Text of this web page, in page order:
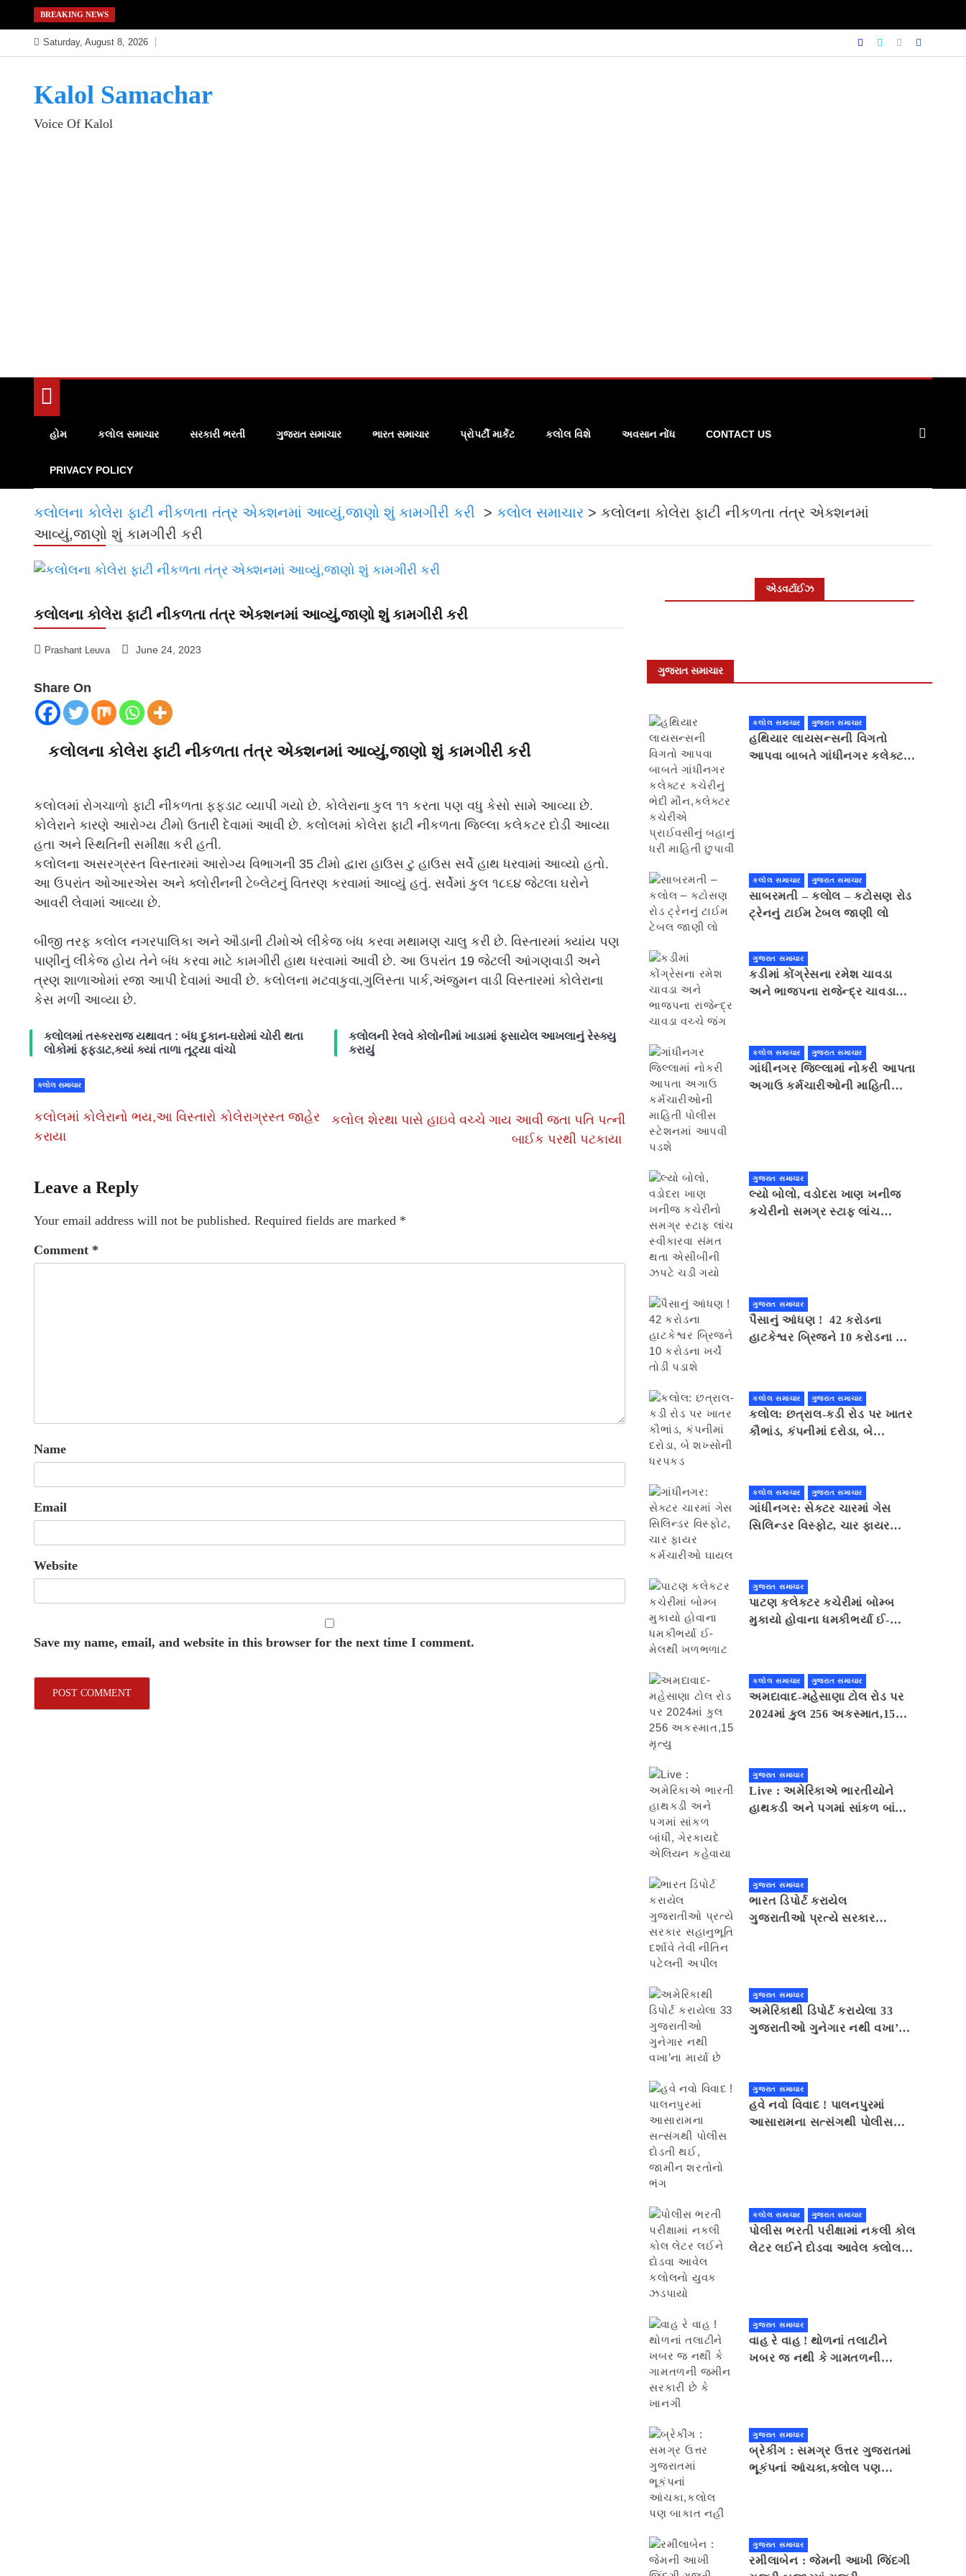
to
content
BREAKING NEWS
Saturday, August 8, 2026
Kalol Samachar
Voice Of Kalol
હોમ કલોલ સમાચાર સરકારી ભરતી ગુજરાત સમાચાર ભારત સમાચાર પ્રોપર્ટી માર્કેટ કલોલ વિશે અવસાન નોંધ CONTACT US
PRIVACY POLICY
કલોલના કોલેરા ફાટી નીકળતા તંત્ર એક્શનમાં આવ્યું,જાણો શું કામગીરી કરી > કલોલ સમાચાર > કલોલના કોલેરા ફાટી નીકળતા તંત્ર એક્શનમાં
આવ્યું,જાણો શું કામગીરી કરી
કલોલના કોલેરા ફાટી નીકળતા તંત્ર એક્શનમાં આવ્યું,જાણો શું કામગીરી કરી
Prashant Leuva June 24, 2023
Share On
કલોલના કોલેરા ફાટી નીકળતા તંત્ર એક્શનમાં આવ્યું,જાણો શું કામગીરી કરી
કલોલમાં રોગચાળો ફાટી નીકળતા ફફડાટ વ્યાપી ગયો છે. કોલેરાના કુલ ૧૧ કરતા પણ વધુ કેસો સામે આવ્યા છે.
કોલેરાને કારણે આરોગ્ય ટીમો ઉતારી દેવામાં આવી છે. કલોલમાં કોલેરા ફાટી નીકળતા જિલ્લા કલેકટર દોડી આવ્યા
હતા અને સ્થિતિની સમીક્ષા કરી હતી.
કલોલના અસરગ્રસ્ત વિસ્તારમાં આરોગ્ય વિભાગની 35 ટીમો દ્વારા હાઉસ ટુ હાઉસ સર્વે હાથ ધરવામાં આવ્યો હતો.
આ ઉપરાંત ઓઆરએસ અને ક્લોરીનની ટેબ્લેટનું વિતરણ કરવામાં આવ્યું હતું. સર્વેમાં કુલ ૧૮૬૪ જેટલા ઘરોને
આવરી લેવામાં આવ્યા છે.
બીજી તરફ કલોલ નગરપાલિકા અને ઔડાની ટીમોએ લીકેજ બંધ કરવા મથામણ ચાલુ કરી છે. વિસ્તારમાં ક્યાંય પણ
પાણીનું લીકેજ હોય તેને બંધ કરવા માટે કામગીરી હાથ ધરવામાં આવી છે. આ ઉપરાંત 19 જેટલી આંગણવાડી અને
ત્રણ શાળાઓમાં રજા આપી દેવામાં આવી છે. કલોલના મટવાકુવા,ગુલિસ્તા પાર્ક,અંજુમન વાડી વિસ્તારમાં કોલેરાના
કેસ મળી આવ્યા છે.
કલોલમાં તસ્કરરાજ યથાવત : બંધ દુકાન-ઘરોમાં ચોરી થતા
લોકોમાં ફફડાટ,ક્યાં ક્યાં તાળા તૂટ્યા વાંચો
કલોલની રેલવે કોલોનીમાં ખાડામાં ફસાયેલ આખલાનું રેસ્ક્યુ
કરાયું
કલોલ સમાચાર
કલોલમાં કોલેરાનો ભય,આ વિસ્તારો કોલેરાગ્રસ્ત જાહેર
કરાયા
કલોલ શેરથા પાસે હાઇવે વચ્ચે ગાય આવી જતા પતિ પત્ની
બાઈક પરથી પટકાયા
Leave a Reply
Your email address will not be published. Required fields are marked *
Comment *
Name
Email
Website
Save my name, email, and website in this browser for the next time I comment.
એડવર્ટાઈઝ
ગુજરાત સમાચાર
કલોલ સમાચાર ગુજરાત સમાચાર
હથિયાર લાયસન્સની વિગતો
આપવા બાબતે ગાંધીનગર કલેક્ટર
કલોલ સમાચાર ગુજરાત સમાચાર
સાબરમતી – કલોલ – કટોસણ રોડ
ટ્રેનનું ટાઈમ ટેબલ જાણી લો
ગુજરાત સમાચાર
કડીમાં કોંગ્રેસના રમેશ ચાવડા
અને ભાજપના રાજેન્દ્ર ચાવડા
કલોલ સમાચાર ગુજરાત સમાચાર
ગાંધીનગર જિલ્લામાં નોકરી આપતા
અગાઉ કર્મચારીઓની માહિતી
ગુજરાત સમાચાર
લ્યો બોલો, વડોદરા ખાણ ખનીજ
કચેરીનો સમગ્ર સ્ટાફ લાંચ
ગુજરાત સમાચાર
પૈસાનું આંધણ ! 42 કરોડના
હાટકેશ્વર બ્રિજને 10 કરોડના ખર્ચે
કલોલ સમાચાર ગુજરાત સમાચાર
કલોલ: છત્રાલ-કડી રોડ પર ખાતર
કૌભાંડ, કંપનીમાં દરોડા, બે
કલોલ સમાચાર ગુજરાત સમાચાર
ગાંધીનગર: સેક્ટર ચારમાં ગેસ
સિલિન્ડર વિસ્ફોટ, ચાર ફાયર
ગુજરાત સમાચાર
પાટણ કલેકટર કચેરીમાં બોમ્બ
મુકાયો હોવાના ધમકીભર્યા ઈ-
કલોલ સમાચાર ગુજરાત સમાચાર
અમદાવાદ-મહેસાણા ટોલ રોડ પર
2024માં કુલ 256 અકસ્માત,15
ગુજરાત સમાચાર
Live : અમેરિકાએ ભારતીયોને
હાથકડી અને પગમાં સાંકળ બાંધી,
ગુજરાત સમાચાર
ભારત ડિપોર્ટ કરાયેલ
ગુજરાતીઓ પ્રત્યે સરકાર
ગુજરાત સમાચાર
અમેરિકાથી ડિપોર્ટ કરાયેલા 33
ગુજરાતીઓ ગુનેગાર નથી વખા’ના
ગુજરાત સમાચાર
હવે નવો વિવાદ ! પાલનપુરમાં
આસારામના સત્સંગથી પોલીસ
કલોલ સમાચાર ગુજરાત સમાચાર
પોલીસ ભરતી પરીક્ષામાં નકલી કોલ
લેટર લઈને દોડવા આવેલ કલોલનો
ગુજરાત સમાચાર
વાહ રે વાહ ! થોળનાં તલાટીને
ખબર જ નથી કે ગામતળની
ગુજરાત સમાચાર
બ્રેકીંગ : સમગ્ર ઉત્તર ગુજરાતમાં
ભૂકંપનાં આંચકા,કલોલ પણ
ગુજરાત સમાચાર
રમીલાબેન : જેમની આખી જિંદગી